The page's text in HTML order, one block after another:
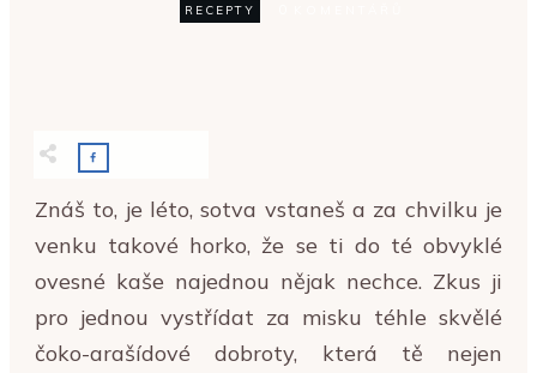
RECEPTY
Znáš to, je léto, sotva vstaneš a za chvilku je
venku takové horko, že se ti do té obvyklé
ovesné kaše najednou nějak nechce. Zkus ji
pro jednou vystřídat za misku téhle skvělé
čoko-arašídové dobroty, která tě nejen